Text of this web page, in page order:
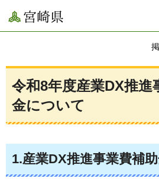
宮崎県
令和8年度産業DX推進
金について
1.産業DX推進事業費補